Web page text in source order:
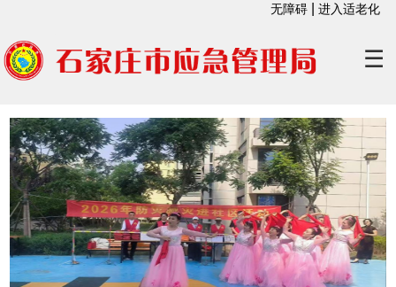
无障碍 |进入适老化
☰